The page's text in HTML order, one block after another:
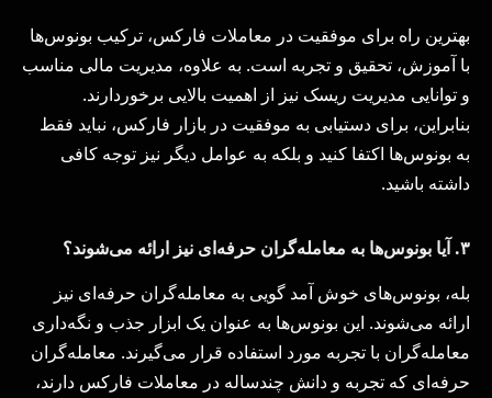
بهترین راه برای موفقیت در معاملات فارکس، ترکیب بونوس‌ها
با آموزش، تحقیق و تجربه است. به علاوه، مدیریت مالی مناسب
و توانایی مدیریت ریسک نیز از اهمیت بالایی برخوردارند.
بنابراین، برای دستیابی به موفقیت در بازار فارکس، نباید فقط
به بونوس‌ها اکتفا کنید و بلکه به عوامل دیگر نیز توجه کافی
داشته باشید.
۳. آیا بونوس‌ها به معامله‌گران حرفه‌ای نیز ارائه می‌شوند؟
بله، بونوس‌های خوش آمد گویی به معامله‌گران حرفه‌ای نیز
ارائه می‌شوند. این بونوس‌ها به عنوان یک ابزار جذب و نگه‌داری
معامله‌گران با تجربه مورد استفاده قرار می‌گیرند. معامله‌گران
حرفه‌ای که تجربه و دانش چندساله در معاملات فارکس دارند،